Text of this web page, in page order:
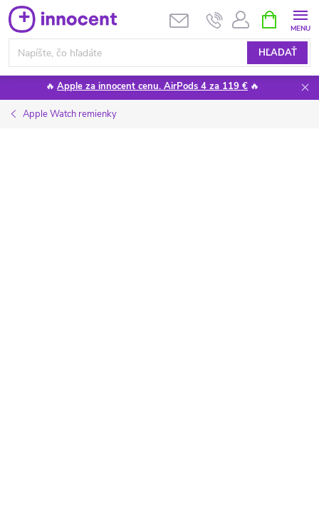
Prejsť
na
obsah
HĽADAŤ
KOŠÍK
🔥 Apple za innocent cenu. AirPods 4 za 119 € 🔥
Apple Watch remienky